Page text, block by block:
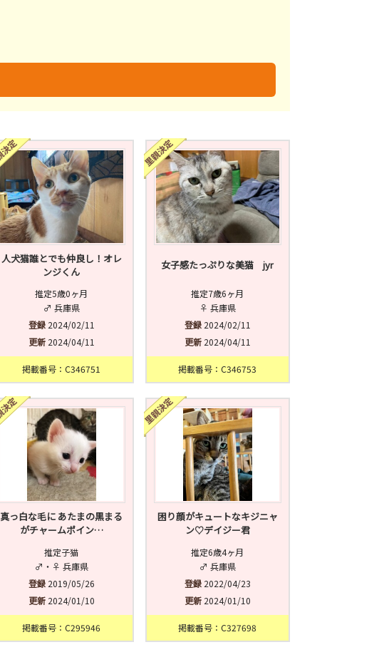
人犬猫誰とでも仲良し！オレ
ンジくん
推定5歳0ヶ月
♂ 兵庫県
登録2024/02/11
更新2024/04/11
掲載番号：C346751
女子感たっぷりな美猫 jyr
推定7歳6ヶ月
♀ 兵庫県
登録2024/02/11
更新2024/04/11
掲載番号：C346753
真っ白な毛に あたまの黒まる
がチャームポイン…
推定子猫
♂・♀ 兵庫県
登録2019/05/26
更新2024/01/10
掲載番号：C295946
困り顔がキュートなキジニャ
ン♡デイジー君
推定6歳4ヶ月
♂ 兵庫県
登録2022/04/23
更新2024/01/10
掲載番号：C327698